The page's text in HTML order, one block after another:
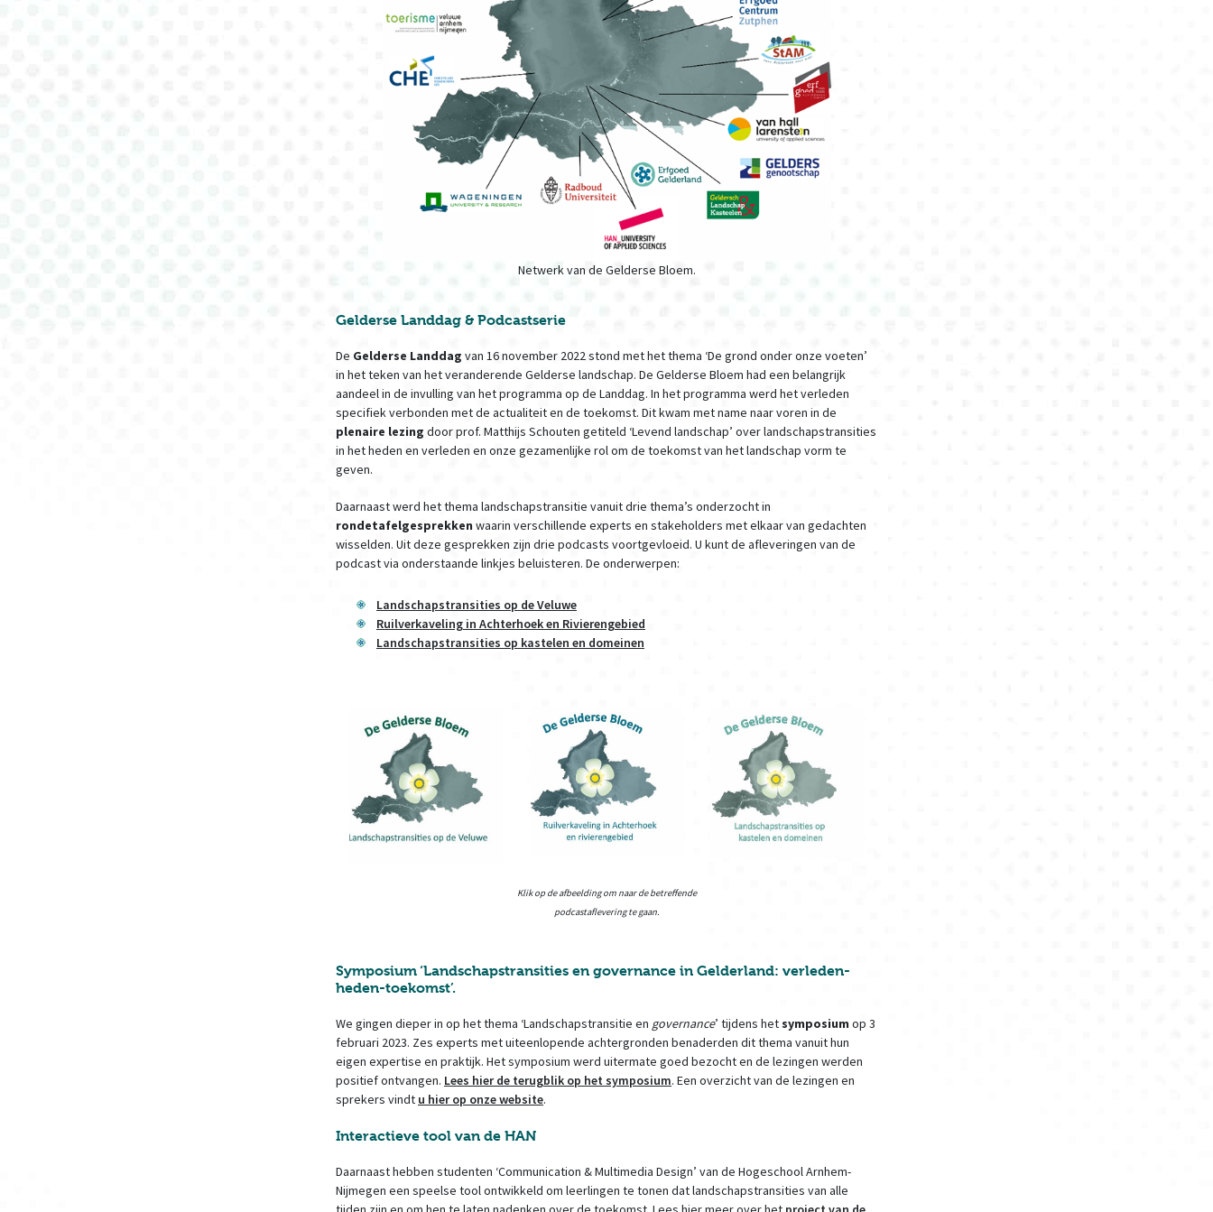
Netwerk van de Gelderse Bloem.
Gelderse Landdag & Podcastserie
De Gelderse Landdag van 16 november 2022 stond met het thema ‘De grond onder onze voeten’
in het teken van het veranderende Gelderse landschap. De Gelderse Bloem had een belangrijk
aandeel in de invulling van het programma op de Landdag. In het programma werd het verleden
specifiek verbonden met de actualiteit en de toekomst. Dit kwam met name naar voren in de
plenaire lezing door prof. Matthijs Schouten getiteld ‘Levend landschap’ over landschapstransities
in het heden en verleden en onze gezamenlijke rol om de toekomst van het landschap vorm te
geven.
Daarnaast werd het thema landschapstransitie vanuit drie thema’s onderzocht in
rondetafelgesprekken waarin verschillende experts en stakeholders met elkaar van gedachten
wisselden. Uit deze gesprekken zijn drie podcasts voortgevloeid. U kunt de afleveringen van de
podcast via onderstaande linkjes beluisteren. De onderwerpen:
Landschapstransities op de Veluwe
Ruilverkaveling in Achterhoek en Rivierengebied
Landschapstransities op kastelen en domeinen
Klik op de afbeelding om naar de betreffende
podcastaflevering te gaan.
Symposium ‘Landschapstransities en governance in Gelderland: verleden-
heden-toekomst’.
We gingen dieper in op het thema ‘Landschapstransitie en governance’ tijdens het symposium op 3
februari 2023. Zes experts met uiteenlopende achtergronden benaderden dit thema vanuit hun
eigen expertise en praktijk. Het symposium werd uitermate goed bezocht en de lezingen werden
positief ontvangen. Lees hier de terugblik op het symposium. Een overzicht van de lezingen en
sprekers vindt u hier op onze website.
Interactieve tool van de HAN
Daarnaast hebben studenten ‘Communication & Multimedia Design’ van de Hogeschool Arnhem-
Nijmegen een speelse tool ontwikkeld om leerlingen te tonen dat landschapstransities van alle